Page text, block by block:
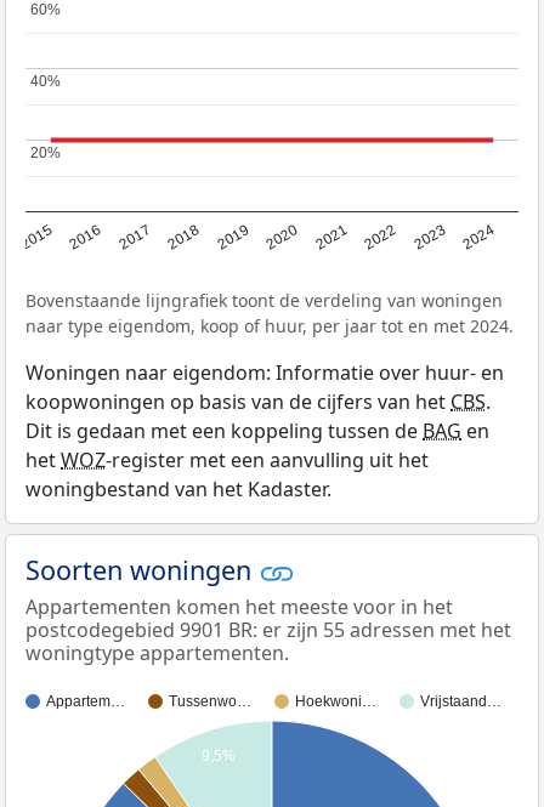
2015 2016 2017 2018 2019 2020 2021 2022 2023 2024
20%
20%
40%
40%
60%
60%
Bovenstaande lijngrafiek toont de verdeling van woningen
naar type eigendom, koop of huur, per jaar tot en met 2024.
Woningen naar eigendom: Informatie over huur- en
koopwoningen op basis van de cijfers van het CBS.
Dit is gedaan met een koppeling tussen de BAG en
hetWOZ-register met een aanvulling uit het
woningbestand van het Kadaster.
Soorten woningen
Appartementen komen het meeste voor in het
postcodegebied 9901 BR: er zijn 55 adressen met het
woningtype appartementen.
Appartem… Tussenwo… Hoekwoni… Vrijstaand…
9,5%